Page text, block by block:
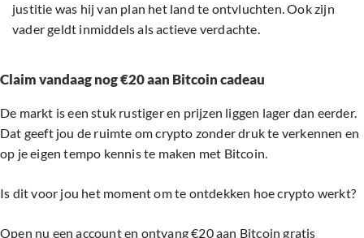
justitie was hij van plan het land te ontvluchten. Ook zijn
vader geldt inmiddels als actieve verdachte.
Claim vandaag nog €20 aan Bitcoin cadeau
De markt is een stuk rustiger en prijzen liggen lager dan eerder.
Dat geeft jou de ruimte om crypto zonder druk te verkennen en
op je eigen tempo kennis te maken met Bitcoin.
Is dit voor jou het moment om te ontdekken hoe crypto werkt?
Open nu een account en ontvang €20 aan Bitcoin gratis